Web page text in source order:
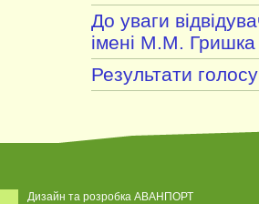
До уваги
імені М.М.
Результати
Дизайн та розробка АВАНПОРТ